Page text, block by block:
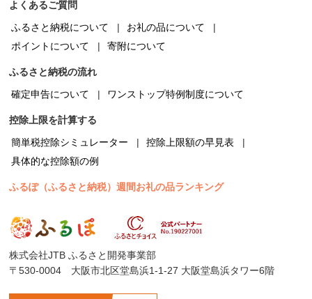
よくあるご質問
ふるさと納税について
お礼の品について
ポイントについて
寄附について
ふるさと納税の流れ
確定申告について
ワンストップ特例制度について
控除上限を計算する
簡単税控除シミュレーター
控除上限額の早見表
具体的な控除額の例
ふるぽ（ふるさと納税）週間お礼の品ランキング
株式会社JTB ふるさと開発事業部
〒530-0004 大阪市北区堂島浜1-1-27 大阪堂島浜タワー6階